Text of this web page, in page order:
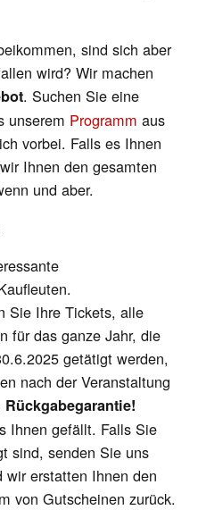
sind sich aber
wird? Wir machen
. Suchen Sie eine
unserem Programm aus
vorbei. Falls es Ihnen
Ihnen den gesamten
und aber.
Sie Ihre Tickets, alle
für das ganze Jahr, die
getätigt werden,
nach der Veranstaltung
Rückgabegarantie!
Ihnen gefällt. Falls Sie
sind, senden Sie uns
wir erstatten Ihnen den
von Gutscheinen zurück.